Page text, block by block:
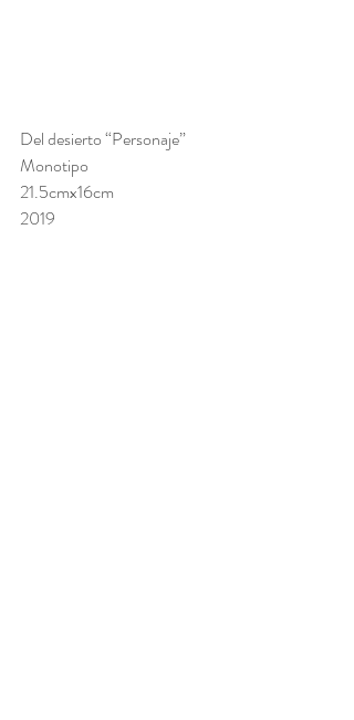
Del desierto “Personaje”
Monotipo
21.5cmx16cm
2019